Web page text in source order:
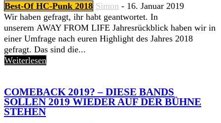
Best-Of HC-Punk 2018 Simon - 16. Januar 2019
Wir haben gefragt, ihr habt geantwortet. In
unserem AWAY FROM LIFE Jahresrückblick haben wir in
einer Umfrage nach euren Highlight des Jahres 2018
gefragt. Das sind die...
Weiterlesen
COMEBACK 2019? – DIESE BANDS
SOLLEN 2019 WIEDER AUF DER BÜHNE
STEHEN